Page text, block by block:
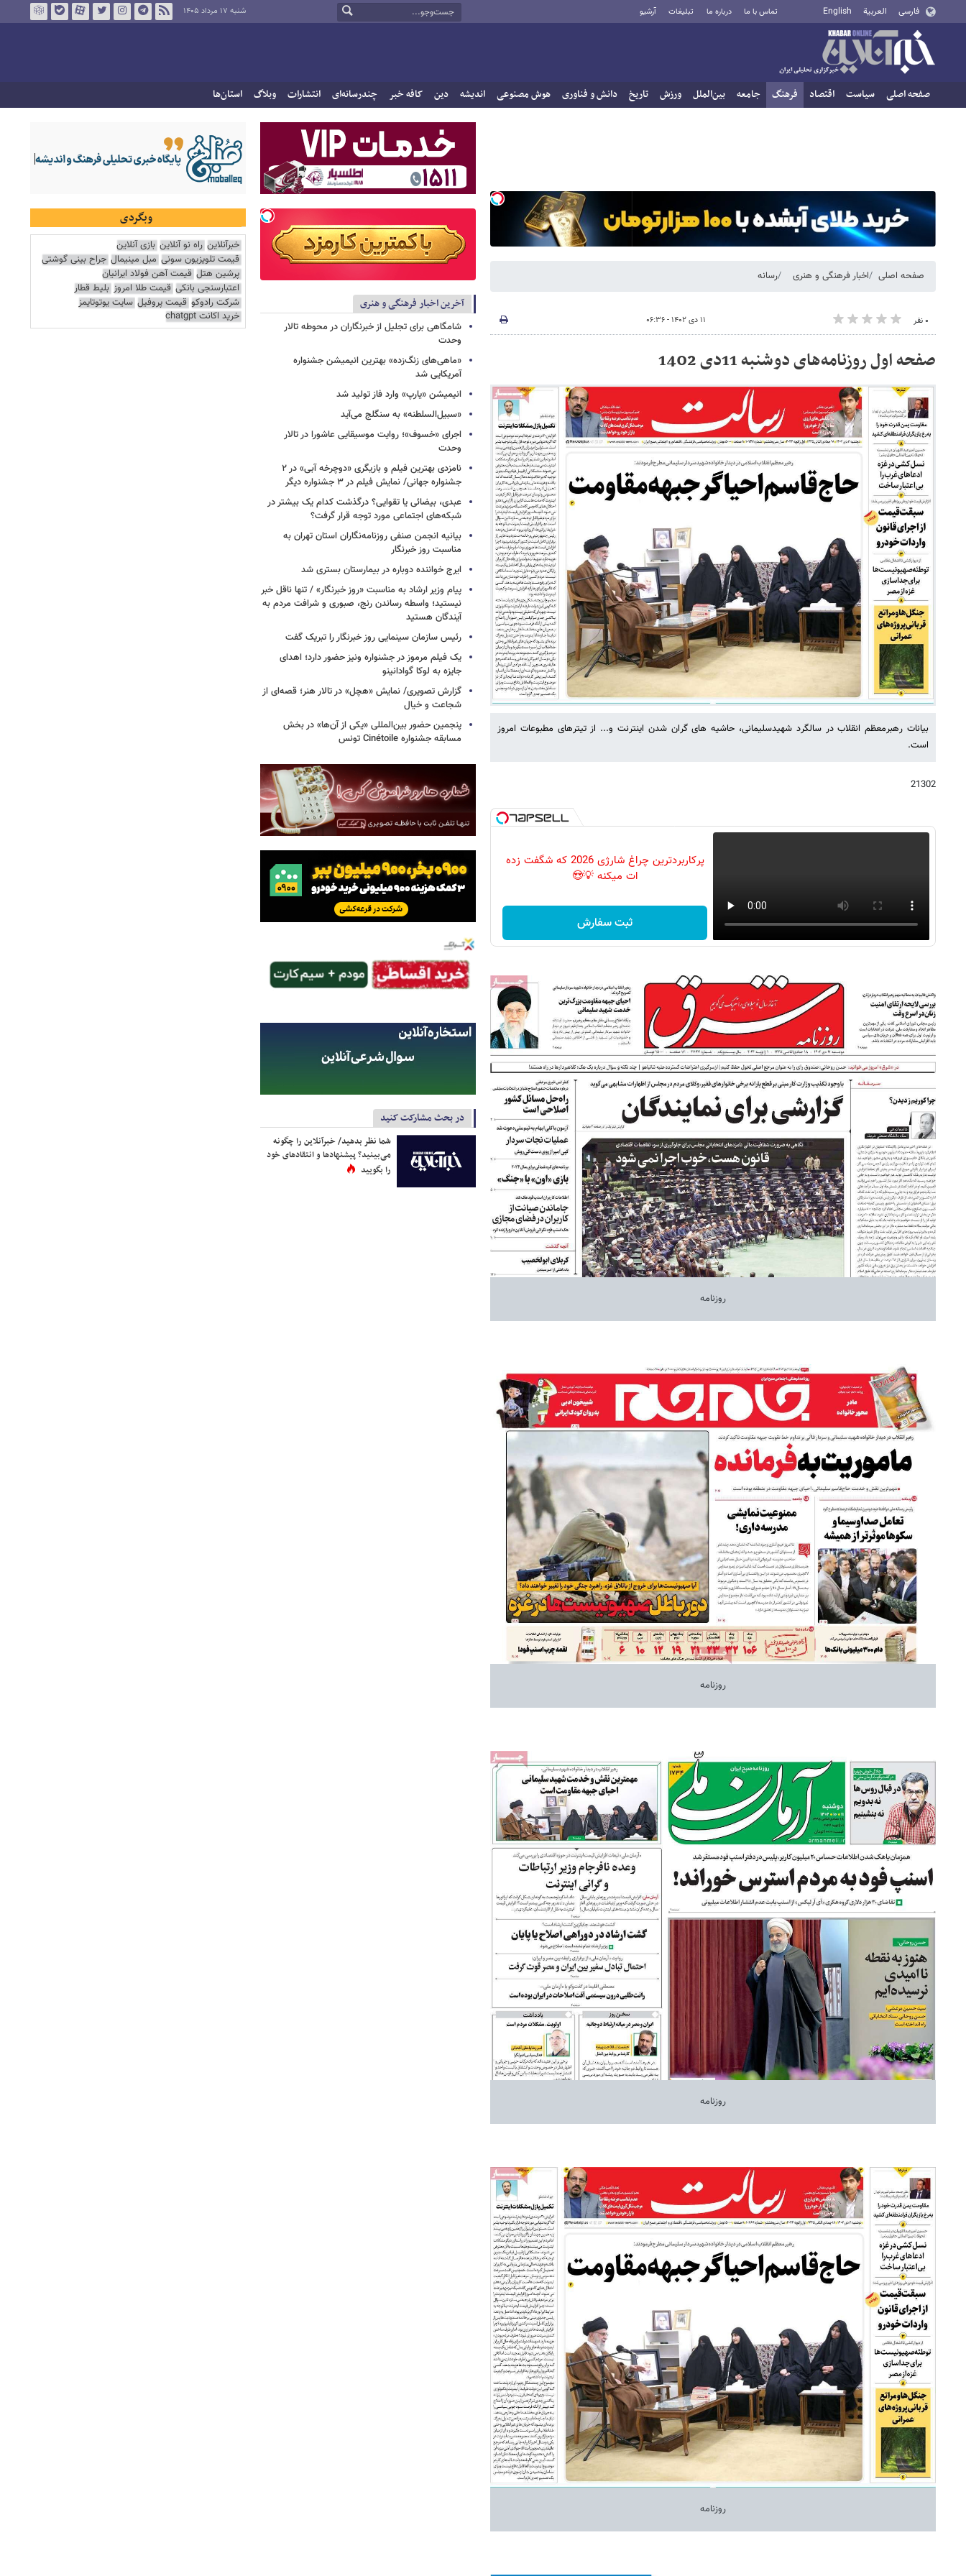
فارسی العربية English تماس با ما درباره ما تبلیغات آرشیو شنبه ۱۷ مرداد ۱۴۰۵
صفحه اصلی سیاست اقتصاد فرهنگ جامعه بین‌الملل ورزش تاریخ دانش و فناوری هوش مصنوعی اندیشه دین کافه خبر چندرسانه‌ای انتشارات وبلاگ استان‌ها
صفحه اصلی اخبار فرهنگی و هنری رسانه
۰ نفر ۱۱ دی ۱۴۰۲ - ۰۶:۳۶
صفحه اول روزنامه‌های دوشنبه 11دی 1402
بیانات رهبرمعظم انقلاب در سالگرد شهیدسلیمانی، حاشیه های گران شدن اینترنت و... از تیترهای مطبوعات امروز
است.
21302
پرکاربردترین چراغ شارژی 2026 که شگفت زده
ات میکنه 💡😍
ثبت سفارش
روزنامه
روزنامه
روزنامه
روزنامه
آخرین اخبار فرهنگی و هنری
شامگاهی برای تجلیل از خبرنگاران در محوطه تالار
وحدت
«ماهی‌های زنگ‌زده» بهترین انیمیشن جشنواره
آمریکایی شد
انیمیشن «یارپ» وارد فاز تولید شد
«سبیل‌السلطنه» به سنگلج می‌آید
اجرای «خسوف»؛ روایت موسیقایی عاشورا در تالار
وحدت
نامزدی بهترین فیلم و بازیگری «دوچرخه آبی» در ۲
جشنواره جهانی/ نمایش فیلم در ۳ جشنواره دیگر
عبدی، بیضائی یا تقوایی؟ درگذشت کدام یک بیشتر در
شبکه‌های اجتماعی مورد توجه قرار گرفت؟
بیانیه انجمن صنفی روزنامه‌نگاران استان تهران به
مناسبت روز خبرنگار
ایرج خواننده دوباره در بیمارستان بستری شد
پیام وزیر ارشاد به مناسبت «روز خبرنگار» / تنها ناقل خبر
نیستید؛ واسطه رساندن رنج، صبوری و شرافت مردم به
آیندگان هستید
رئیس سازمان سینمایی روز خبرنگار را تبریک گفت
یک فیلم مرموز در جشنواره ونیز حضور دارد؛ اهدای
جایزه به لوکا گوادانینو
گزارش تصویری/ نمایش «هچل» در تالار هنر؛ قصه‌ای از
شجاعت و خیال
پنجمین حضور بین‌المللی «یکی از آن‌ها» در بخش
مسابقه جشنواره Cinétoile تونس
در بحث مشارکت کنید
شما نظر بدهید/ خبرآنلاین را چگونه
می‌بینید؟ پیشنهادها و انتقادهای خود
را بگویید
وبگردی
خبرآنلاین راه نو آنلاین بازی آنلاین
قیمت تلویزیون سونی مبل مینیمال جراح بینی گوشتی
پرشین هتل قیمت آهن فولاد ایرانیان
اعتبارسنجی بانکی قیمت طلا امروز بلیط قطار
شرکت رادوکو قیمت پروفیل سایت یوتوتایمز
خرید اکانت chatgpt